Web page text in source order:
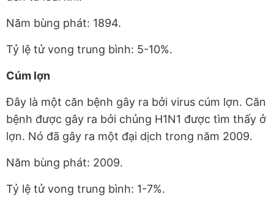
Năm bùng phát: 1894.
Tỷ lệ tử vong trung bình: 5-10%.
Cúm lợn
Đây là một căn bệnh gây ra bởi virus cúm lợn. Căn
bệnh được gây ra bởi chủng H1N1 được tìm thấy ở
lợn. Nó đã gây ra một đại dịch trong năm 2009.
Năm bùng phát: 2009.
Tỷ lệ tử vong trung bình: 1-7%.